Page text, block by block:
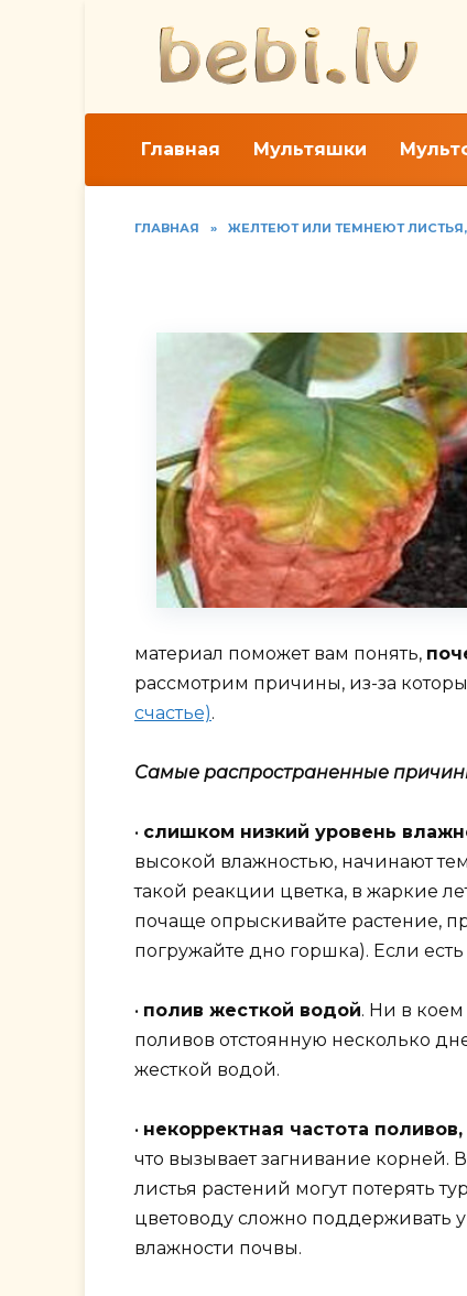
Главная Мультяшки
ГЛАВНАЯ » ЖЕЛТЕЮТ ИЛИ ТЕМНЕЮТ
материал поможет вам понять,
рассмотрим причины, из-за
счастье).
Самые распространенные
• слишком низкий уровень
высокой влажностью, начинают
такой реакции цветка, в жаркие
почаще опрыскивайте растение,
погружайте дно горшка). Если
• полив жесткой водой. Ни в коем
поливов отстоянную несколько
жесткой водой.
• некорректная частота
что вызывает загнивание корней.
листья растений могут потерять
цветоводу сложно поддерживать
влажности почвы.